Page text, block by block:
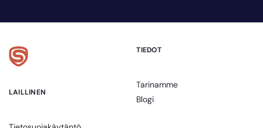
TIEDOT
Tarinamme
Blogi
LAILLINEN